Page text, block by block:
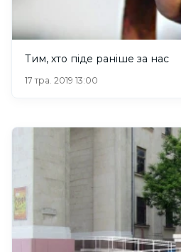
Тим, хто піде раніше за нас
17 тра. 2019 13:00